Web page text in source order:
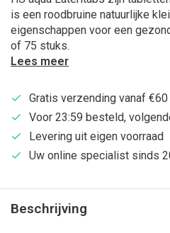
is een roodbruine natuurlijke
eigenschappen voor een
of 75 stuks.
Lees meer
Gratis verzending vanaf €60
Voor 23:59 besteld,
Levering uit eigen voorraad
Uw online specialist sinds
Beschrijving